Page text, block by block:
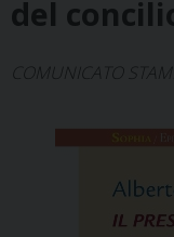
del
COMUNICATO